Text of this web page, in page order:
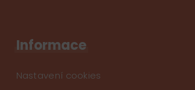
Informace
Nastavení cookies